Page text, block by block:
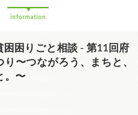
information
困困りごと相談 - 第11回府
り〜つながろう、まちと、
。〜